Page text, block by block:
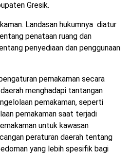
Gresik.
Landasan hukumnya diatur
penataan ruang dan
penyediaan dan penggunaan
pemakaman secara
menghadapi tantangan
pemakaman, seperti
pemakaman saat terjadi
untuk kawasan
peraturan daerah tentang
yang lebih spesifik bagi